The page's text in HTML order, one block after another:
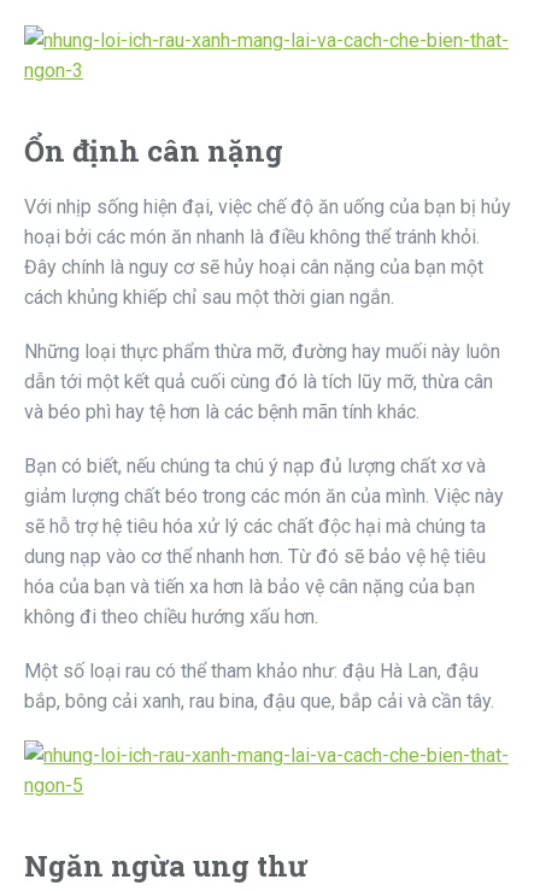
Ổn định cân nặng
Với nhịp sống hiện đại, việc chế độ ăn uống của bạn bị hủy
hoại bởi các món ăn nhanh là điều không thể tránh khỏi.
Đây chính là nguy cơ sẽ hủy hoại cân nặng của bạn một
cách khủng khiếp chỉ sau một thời gian ngắn.
Những loại thực phẩm thừa mỡ, đường hay muối này luôn
dẫn tới một kết quả cuối cùng đó là tích lũy mỡ, thừa cân
và béo phì hay tệ hơn là các bệnh mãn tính khác.
Bạn có biết, nếu chúng ta chú ý nạp đủ lượng chất xơ và
giảm lượng chất béo trong các món ăn của mình. Việc này
sẽ hỗ trợ hệ tiêu hóa xử lý các chất độc hại mà chúng ta
dung nạp vào cơ thể nhanh hơn. Từ đó sẽ bảo vệ hệ tiêu
hóa của bạn và tiến xa hơn là bảo vệ cân nặng của bạn
không đi theo chiều hướng xấu hơn.
Một số loại rau có thể tham khảo như: đậu Hà Lan, đậu
bắp, bông cải xanh, rau bina, đậu que, bắp cải và cần tây.
Ngăn ngừa ung thư